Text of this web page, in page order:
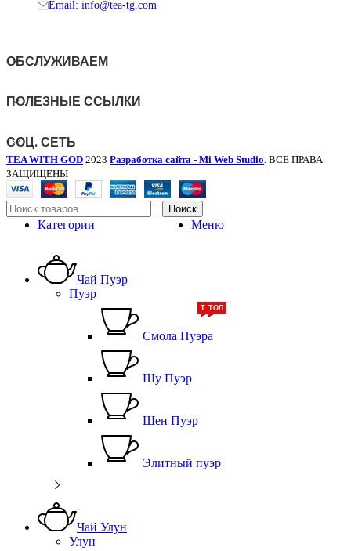
Email: info@tea-tg.com
ОБСЛУЖИВАЕМ
ПОЛЕЗНЫЕ ССЫЛКИ
СОЦ. СЕТЬ
TEA WITH GOD 2023 Разработка сайта - Mi Web Studio. ВСЕ ПРАВА
ЗАЩИЩЕНЫ
Поиск
Меню
Категории
Чай Пуэр
Пуэр
Смола Пуэра
ТОП
Шу Пуэр
Шен Пуэр
Элитный пуэр
ТОП
Чай Улун
Улун